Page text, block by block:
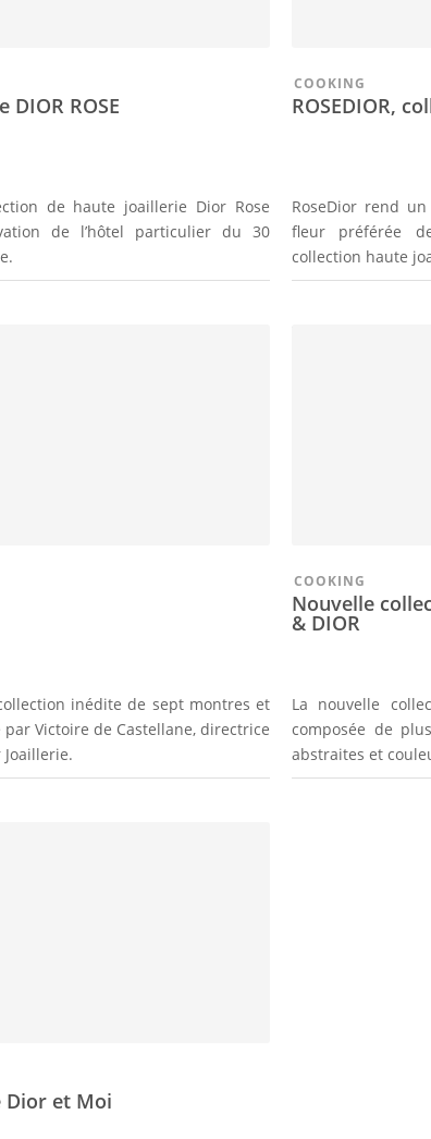
DIOR ROSE
de haute joaillerie Dior Rose
de l’hôtel particulier du 30
COOKING
ROSEDIOR,
RoseDior rend
fleur préférée
collection haute
inédite de sept montres et
Victoire de Castellane, directrice
COOKING
Nouvelle
& DIOR
La nouvelle
composée de
abstraites et
Dior et Moi